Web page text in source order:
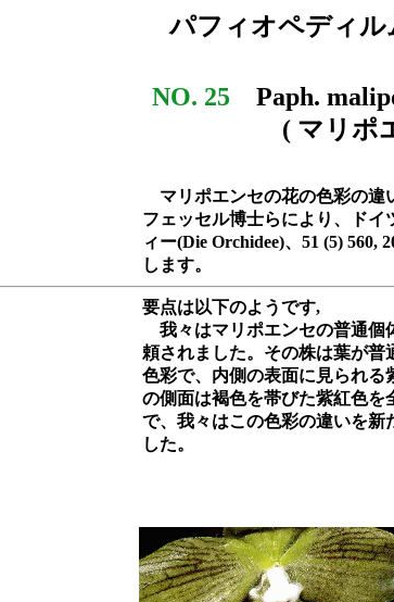
パフィオペディル
NO. 25 Paph.
( マリポエン
マリポエンセの花の色彩の違
フェッセル博士らにより、ド
ィー(Die Orchidee)、51 (5) 560,
します。
要点は以下のようです,
我々はマリポエンセの普通個
頼されました。その株は葉が
色彩で、内側の表面に見られる
の側面は褐色を帯びた紫紅色を
で、我々はこの色彩の違いを新
した。